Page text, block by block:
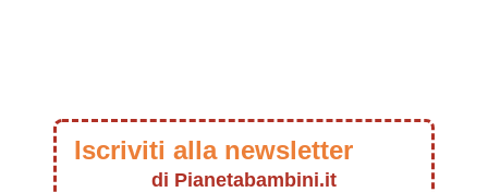
Iscriviti alla newsletter
di Pianetabambini.it